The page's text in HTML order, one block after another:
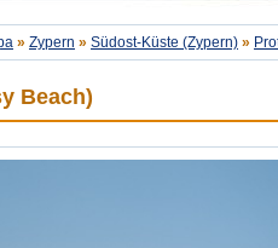
» Zypern » Südost-Küste (Zypern) »
Beach)